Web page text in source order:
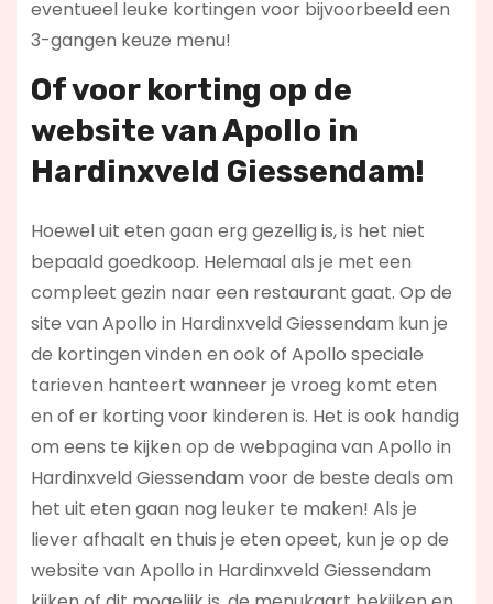
eventueel leuke kortingen voor bijvoorbeeld een
3-gangen keuze menu!
Of voor korting op de
website van Apollo in
Hardinxveld Giessendam!
Hoewel uit eten gaan erg gezellig is, is het niet
bepaald goedkoop. Helemaal als je met een
compleet gezin naar een restaurant gaat. Op de
site van Apollo in Hardinxveld Giessendam kun je
de kortingen vinden en ook of Apollo speciale
tarieven hanteert wanneer je vroeg komt eten
en of er korting voor kinderen is. Het is ook handig
om eens te kijken op de webpagina van Apollo in
Hardinxveld Giessendam voor de beste deals om
het uit eten gaan nog leuker te maken! Als je
liever afhaalt en thuis je eten opeet, kun je op de
website van Apollo in Hardinxveld Giessendam